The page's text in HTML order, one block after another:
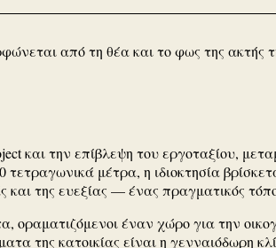
από τη θέα και το φως της ακτής
και την επίβλεψη του εργοταξίου,
μέτρα, η ιδιοκτησία
και της ευεξίας — ένας πραγματικός
οραματιζόμενοι έναν χώρο για την
της κατοικίας είναι η γενναιόδωρη